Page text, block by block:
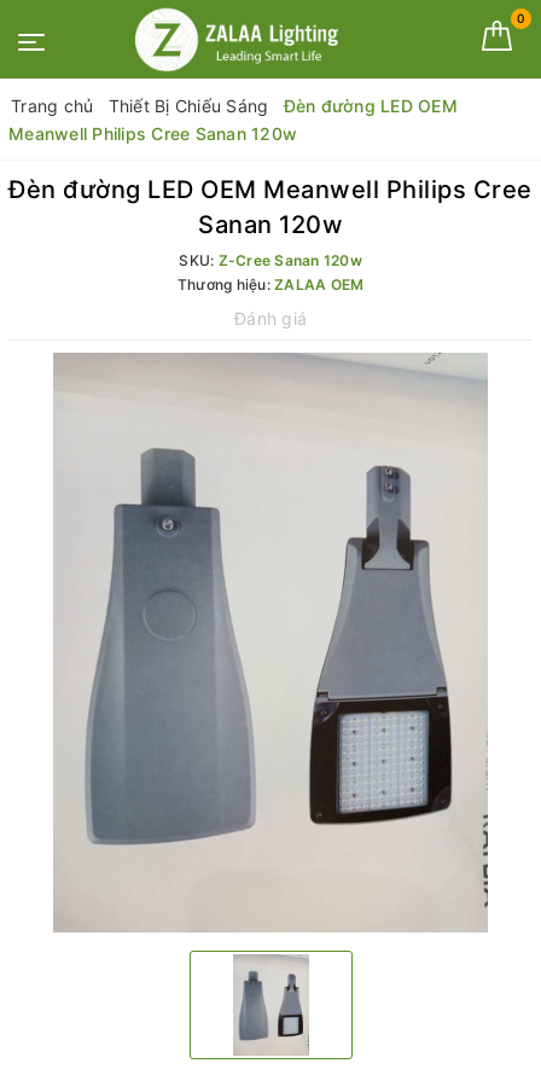
0
Trang chủ Thiết Bị Chiếu Sáng
Đèn đường LED OEM
Meanwell Philips Cree Sanan 120w
Đèn đường LED OEM Meanwell Philips Cree
Sanan 120w
SKU: Z-Cree Sanan 120w
Thương hiệu: ZALAA OEM
Đánh giá